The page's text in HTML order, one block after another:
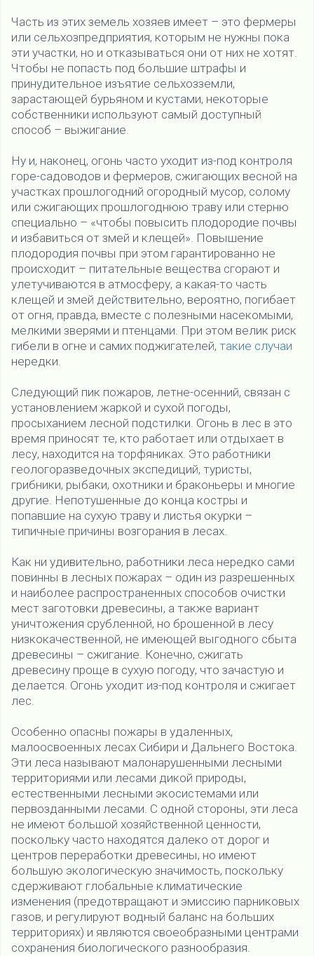
Часть из этих земель хозяев имеет – это фермеры
или сельхозпредприятия, которым не нужны пока
эти участки, но и отказываться они от них не хотят.
Чтобы не попасть под большие штрафы и
принудительное изъятие сельхозземли,
зарастающей бурьяном и кустами, некоторые
собственники используют самый доступный
способ – выжигание.
Ну и, наконец, огонь часто уходит из-под контроля
горе-садоводов и фермеров, сжигающих весной на
участках прошлогодний огородный мусор, солому
или сжигающих прошлогоднюю траву или стерню
специально – «чтобы повысить плодородие почвы
и избавиться от змей и клещей». Повышение
плодородия почвы при этом гарантированно не
происходит – питательные вещества сгорают и
улетучиваются в атмосферу, а какая-то часть
клещей и змей действительно, вероятно, погибает
от огня, правда, вместе с полезными насекомыми,
мелкими зверями и птенцами. При этом велик риск
гибели в огне и самих поджигателей, такие случаи
нередки.
Следующий пик пожаров, летне-осенний, связан с
установлением жаркой и сухой погоды,
просыханием лесной подстилки. Огонь в лес в это
время приносят те, кто работает или отдыхает в
лесу, находится на торфяниках. Это работники
геологоразведочных экспедиций, туристы,
грибники, рыбаки, охотники и браконьеры и многие
другие. Непотушенные до конца костры и
попавшие на сухую траву и листья окурки –
типичные причины возгорания в лесах.
Как ни удивительно, работники леса нередко сами
повинны в лесных пожарах – один из разрешенных
и наиболее распространенных способов очистки
мест заготовки древесины, а также вариант
уничтожения срубленной, но брошенной в лесу
низкокачественной, не имеющей выгодного сбыта
древесины – сжигание. Конечно, сжигать
древесину проще в сухую погоду, что зачастую и
делается. Огонь уходит из-под контроля и сжигает
лес.
Особенно опасны пожары в удаленных,
малоосвоенных лесах Сибири и Дальнего Востока.
Эти леса называют малонарушенными лесными
территориями или лесами дикой природы,
естественными лесными экосистемами или
первозданными лесами. С одной стороны, эти леса
не имеют большой хозяйственной ценности,
поскольку часто находятся далеко от дорог и
центров переработки древесины, но имеют
большую экологическую значимость, поскольку
сдерживают глобальные климатические
изменения (предотвращают и эмиссию парниковых
газов, и регулируют водный баланс на больших
территориях) и являются своеобразными центрами
сохранения биологического разнообразия.